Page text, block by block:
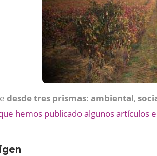
desde tres prismas: ambiental,
hemos publicado algunos artículos